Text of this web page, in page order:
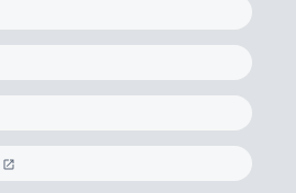
学部
ス
科
所
所
止の取り組み
生への支援
援プログラム
・進路統計
大学から上智大学で学ぶ)
Program受講生
カイブズ
リック
た世界の知性
フリカWeeks
シャルメディア
について
学